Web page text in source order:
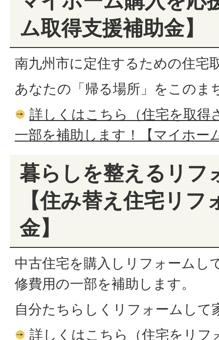
ム取得支援補助金】
南九州市に定住するための住宅
あなたの「帰る場所」をこのま
詳しくはこちら（住宅を取得
一部を補助します！【マイホー
暮らしを整えるリフ
【住み替え住宅リフ
金】
中古住宅を購入しリフォームし
修費用の一部を補助します。
自分たちらしくリフォームして
詳しくはこちら（住宅をリフ